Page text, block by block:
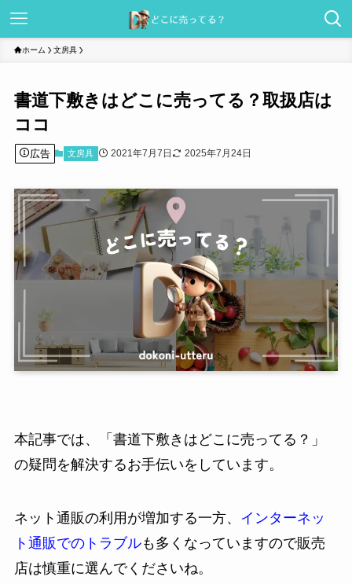
ホーム 文房具
書道下敷きはどこに売ってる？取扱店は
ココ
広告 文房具 2021年7月7日 2025年7月24日
本記事では、「書道下敷きはどこに売ってる？」
の疑問を解決するお手伝いをしています。
ネット通販の利用が増加する一方、
インターネッ
ト通販でのトラブルも多くなっていますので販売
店は慎重に選んでくださいね。